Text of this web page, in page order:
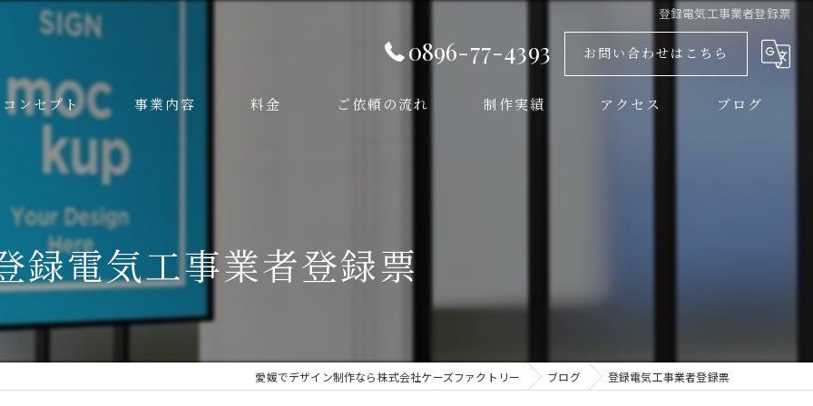
登録電気工事業者登録票
0896-77-4393 お問い合わせはこちら
コンセプト 事業内容 料金 ご依頼の流れ 制作実績 アクセス ブログ
録電気工事業者登録票
愛媛でデザイン制作なら株式会社ケーズファクトリー ブログ 登録電気工事業者登録票